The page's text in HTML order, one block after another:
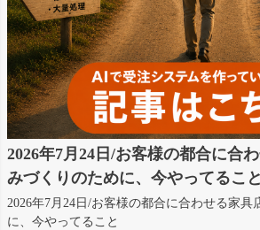
2026年7月24日/お客様の都合に合
みづくりのために、今やってること
2026年7月24日/お客様の都合に合わせる家具
に、今やってること